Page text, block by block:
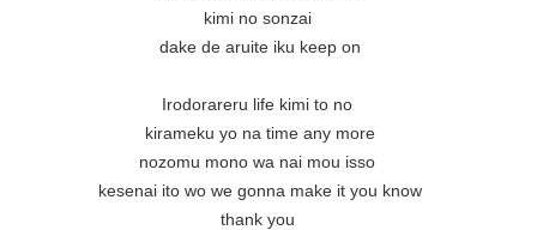
kimi no sonzai
dake de aruite iku keep on
Irodorareru life kimi to no
kirameku yo na time any more
nozomu mono wa nai mou isso
kesenai ito wo we gonna make it you know
thank you